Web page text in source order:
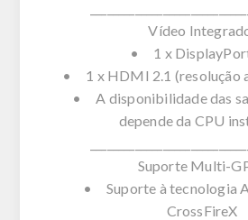
Vídeo
• 1 x
• 1 x HDMI 2.1 (resolução
• A disponibilidade das
depende da CPU
Suporte Multi-
• Suporte à tecnologia
CrossFireX